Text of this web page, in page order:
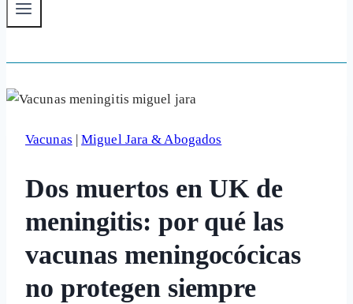
Vacunas |Miguel Jara & Abogados
Dos muertos en UK de
meningitis: por qué las
vacunas meningocócicas
no protegen siempre